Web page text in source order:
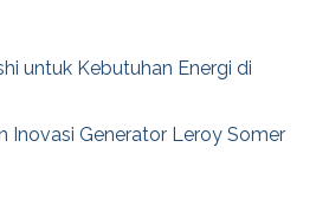
untuk Kebutuhan Energi di
Inovasi Generator Leroy Somer